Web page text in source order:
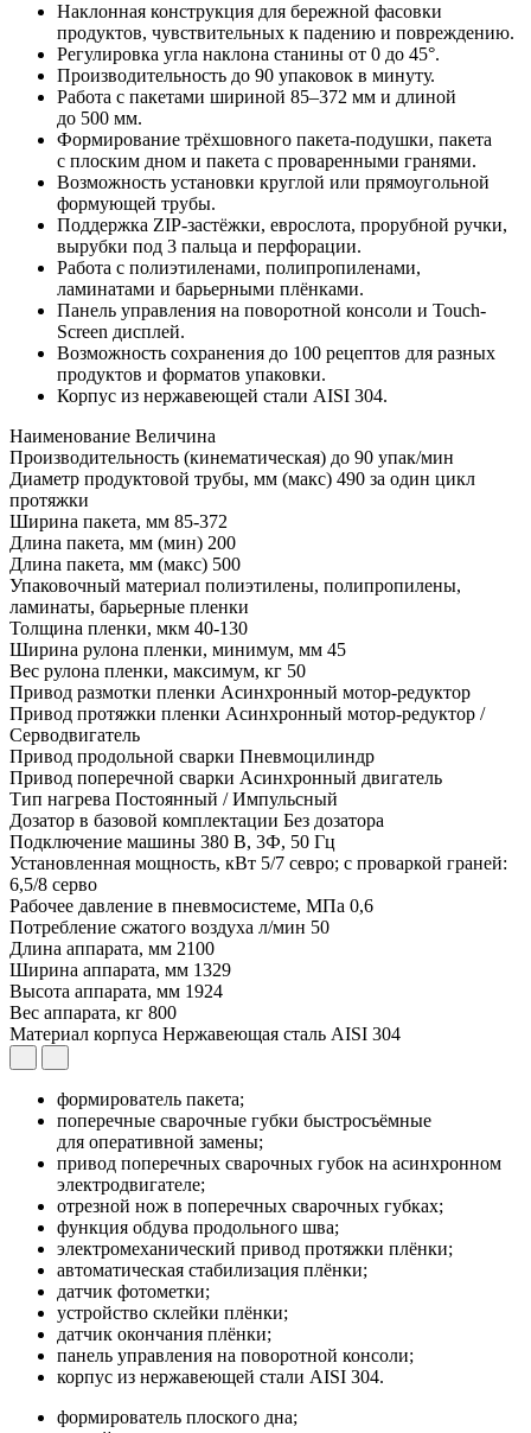
Наклонная конструкция для бережной фасовки
продуктов, чувствительных к падению и повреждению.
Регулировка угла наклона станины от 0 до 45°.
Производительность до 90 упаковок в минуту.
Работа с пакетами шириной 85–372 мм и длиной
до 500 мм.
Формирование трёхшовного пакета-подушки, пакета
с плоским дном и пакета с проваренными гранями.
Возможность установки круглой или прямоугольной
формующей трубы.
Поддержка ZIP-застёжки, еврослота, прорубной ручки,
вырубки под 3 пальца и перфорации.
Работа с полиэтиленами, полипропиленами,
ламинатами и барьерными плёнками.
Панель управления на поворотной консоли и Touch-
Screen дисплей.
Возможность сохранения до 100 рецептов для разных
продуктов и форматов упаковки.
Корпус из нержавеющей стали AISI 304.
Наименование Величина
Производительность (кинематическая) до 90 упак/мин
Диаметр продуктовой трубы, мм (макс) 490 за один цикл
протяжки
Ширина пакета, мм 85-372
Длина пакета, мм (мин) 200
Длина пакета, мм (макс) 500
Упаковочный материал полиэтилены, полипропилены,
ламинаты, барьерные пленки
Толщина пленки, мкм 40-130
Ширина рулона пленки, минимум, мм 45
Вес рулона пленки, максимум, кг 50
Привод размотки пленки Асинхронный мотор-редуктор
Привод протяжки пленки Асинхронный мотор-редуктор /
Серводвигатель
Привод продольной сварки Пневмоцилиндр
Привод поперечной сварки Асинхронный двигатель
Тип нагрева Постоянный / Импульсный
Дозатор в базовой комплектации Без дозатора
Подключение машины 380 В, 3Ф, 50 Гц
Установленная мощность, кВт 5/7 севро; с проваркой граней:
6,5/8 серво
Рабочее давление в пневмосистеме, МПа 0,6
Потребление сжатого воздуха л/мин 50
Длина аппарата, мм 2100
Ширина аппарата, мм 1329
Высота аппарата, мм 1924
Вес аппарата, кг 800
Материал корпуса Нержавеющая сталь AISI 304
формирователь пакета;
поперечные сварочные губки быстросъёмные
для оперативной замены;
привод поперечных сварочных губок на асинхронном
электродвигателе;
отрезной нож в поперечных сварочных губках;
функция обдува продольного шва;
электромеханический привод протяжки плёнки;
автоматическая стабилизация плёнки;
датчик фотометки;
устройство склейки плёнки;
датчик окончания плёнки;
панель управления на поворотной консоли;
корпус из нержавеющей стали AISI 304.
формирователь плоского дна;